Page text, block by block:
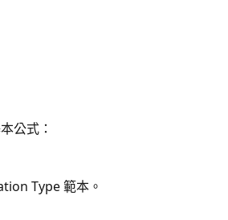
公式：
Type 範本。